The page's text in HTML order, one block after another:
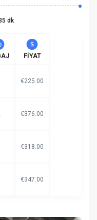
dk
FIYAT
€225.00
€376.00
€318.00
€347.00